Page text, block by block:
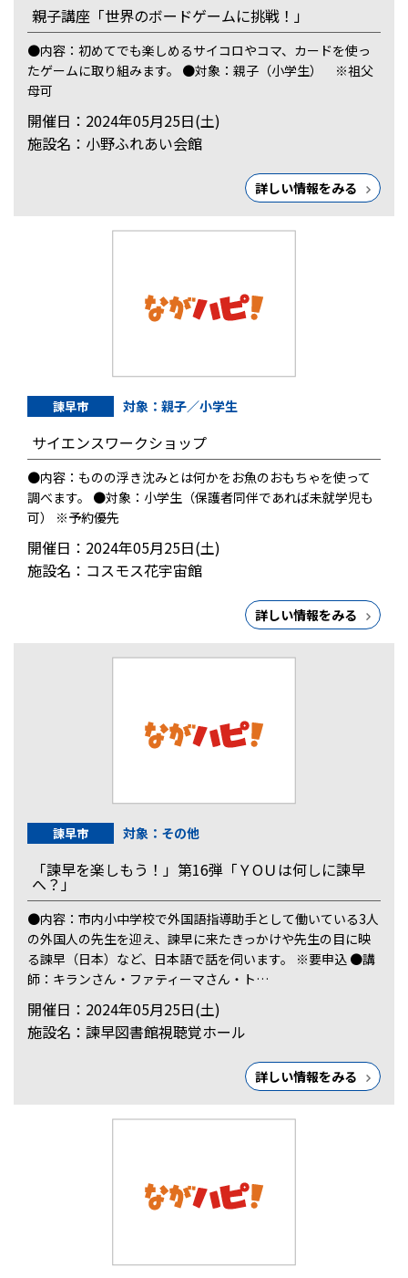
親子講座「世界のボードゲームに挑戦！」
●内容：初めてでも楽しめるサイコロやコマ、カードを使っ
たゲームに取り組みます。 ●対象：親子（小学生） ※祖父
母可
開催日：2024年05月25日(土)
施設名：小野ふれあい会館
詳しい情報をみる
諫早市 対象：親子／小学生
サイエンスワークショップ
●内容：ものの浮き沈みとは何かをお魚のおもちゃを使って
調べます。 ●対象：小学生（保護者同伴であれば未就学児も
可） ※予約優先
開催日：2024年05月25日(土)
施設名：コスモス花宇宙館
詳しい情報をみる
諫早市 対象：その他
「諫早を楽しもう！」第16弾「ＹОＵは何しに諫早
へ？」
●内容：市内小中学校で外国語指導助手として働いている3人
の外国人の先生を迎え、諫早に来たきっかけや先生の目に映
る諫早（日本）など、日本語で話を伺います。 ※要申込 ●講
師：キランさん・ファティーマさん・ト…
開催日：2024年05月25日(土)
施設名：諫早図書館視聴覚ホール
詳しい情報をみる